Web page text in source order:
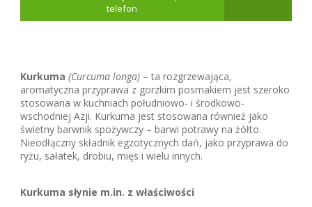
telefon
Kurkuma (Curcuma longa)– ta rozgrzewająca,
aromatyczna przyprawa z gorzkim posmakiem jest szeroko
stosowana w kuchniach południowo- i środkowo-
wschodniej Azji. Kurkuma jest stosowana również jako
świetny barwnik spożywczy – barwi potrawy na żółto.
Nieodłączny składnik egzotycznych dań, jako przyprawa do
ryżu, sałatek, drobiu, mięs i wielu innych.
Kurkuma słynie m.in. z właściwości